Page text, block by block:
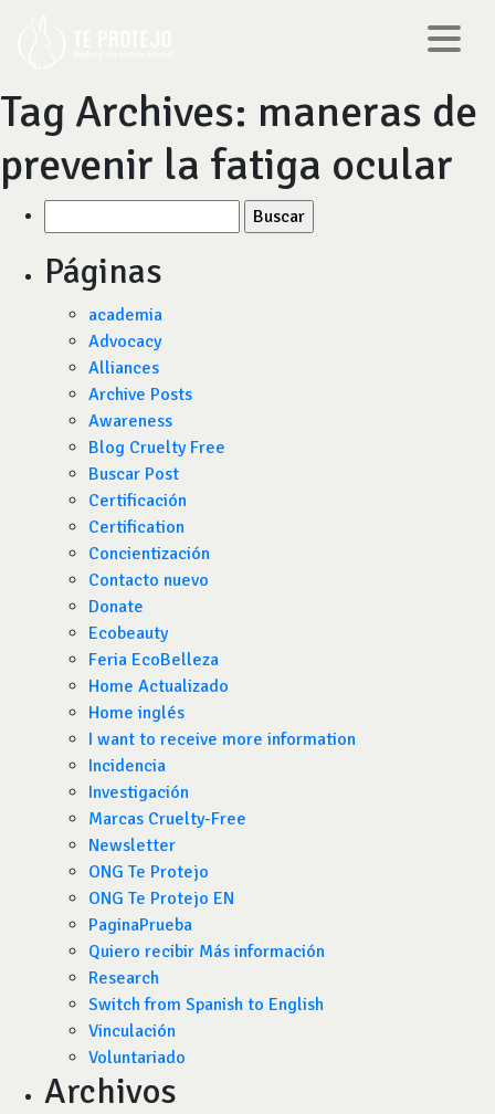
Tag Archives: maneras de
prevenir la fatiga ocular
por:
Páginas
academia
Advocacy
Alliances
Archive Posts
Awareness
Blog Cruelty Free
Buscar Post
Certificación
Certification
Concientización
Contacto nuevo
Donate
Ecobeauty
Feria EcoBelleza
Home Actualizado
Home inglés
I want to receive more information
Incidencia
Investigación
Marcas Cruelty-Free
Newsletter
ONG Te Protejo
ONG Te Protejo EN
PaginaPrueba
Quiero recibir Más información
Research
Switch from Spanish to English
Vinculación
Voluntariado
Archivos